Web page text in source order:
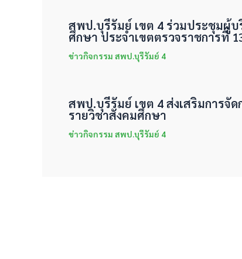
สพป.บุรีรัมย์ เขต 4 ร่วมประชุมผู้
ศึกษา ประจำเขตตรวจราชการที่
ข่าวกิจกรรม สพป.บุรีรัมย์ 4
สพป.บุรีรัมย์ เขต 4 ส่งเสริมการจั
รายวิชาสังคมศึกษา
ข่าวกิจกรรม สพป.บุรีรัมย์ 4